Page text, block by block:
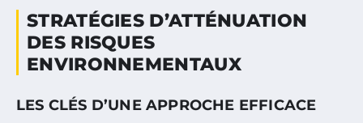
STRATÉGIES D’ATTÉNUATION
DES RISQUES
ENVIRONNEMENTAUX
LES CLÉS D’UNE APPROCHE EFFICACE